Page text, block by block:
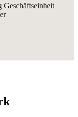
Geschäftseinheit